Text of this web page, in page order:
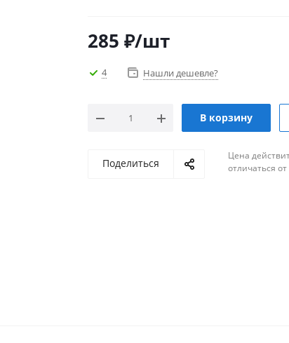
285 ₽/шт
4 Нашли дешевле?
В корзину
Поделиться
Цена
отличаться